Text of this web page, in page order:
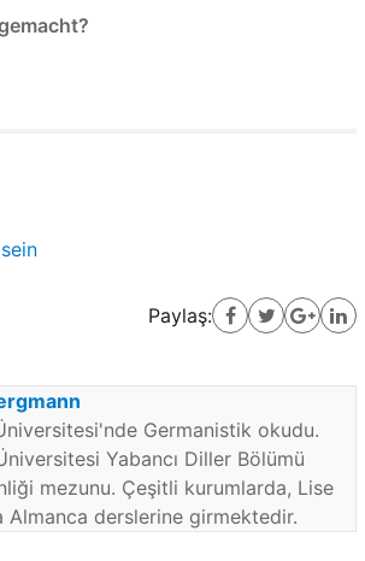
gemacht?
sein
Paylaş:
Germanistik okudu.
Yabancı Diller Bölümü
mezunu. Çeşitli kurumlarda, Lise
derslerine girmektedir.